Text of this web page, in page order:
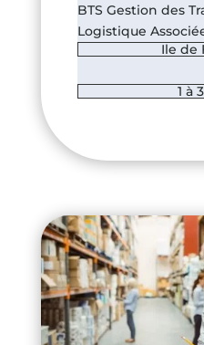
BTS Gestion des
Logistique
Ile de
1 à